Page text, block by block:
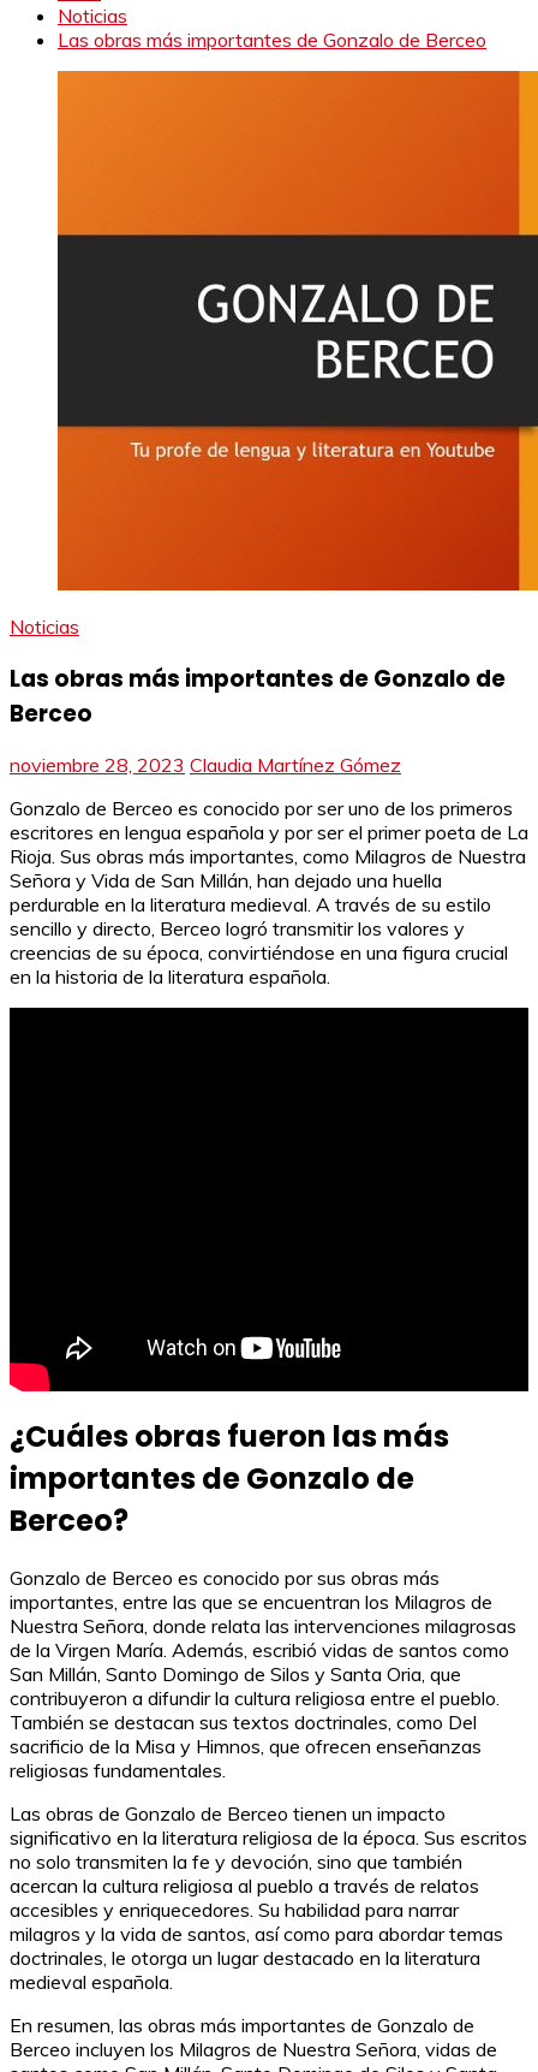
Noticias
Las obras más importantes de Gonzalo de Berceo
Noticias
Las obras más importantes de Gonzalo de
Berceo
noviembre 28, 2023 Claudia Martínez Gómez
Gonzalo de Berceo es conocido por ser uno de los primeros
escritores en lengua española y por ser el primer poeta de La
Rioja. Sus obras más importantes, como Milagros de Nuestra
Señora y Vida de San Millán, han dejado una huella
perdurable en la literatura medieval. A través de su estilo
sencillo y directo, Berceo logró transmitir los valores y
creencias de su época, convirtiéndose en una figura crucial
en la historia de la literatura española.
¿Cuáles obras fueron las más
importantes de Gonzalo de
Berceo?
Gonzalo de Berceo es conocido por sus obras más
importantes, entre las que se encuentran los Milagros de
Nuestra Señora, donde relata las intervenciones milagrosas
de la Virgen María. Además, escribió vidas de santos como
San Millán, Santo Domingo de Silos y Santa Oria, que
contribuyeron a difundir la cultura religiosa entre el pueblo.
También se destacan sus textos doctrinales, como Del
sacrificio de la Misa y Himnos, que ofrecen enseñanzas
religiosas fundamentales.
Las obras de Gonzalo de Berceo tienen un impacto
significativo en la literatura religiosa de la época. Sus escritos
no solo transmiten la fe y devoción, sino que también
acercan la cultura religiosa al pueblo a través de relatos
accesibles y enriquecedores. Su habilidad para narrar
milagros y la vida de santos, así como para abordar temas
doctrinales, le otorga un lugar destacado en la literatura
medieval española.
En resumen, las obras más importantes de Gonzalo de
Berceo incluyen los Milagros de Nuestra Señora, vidas de